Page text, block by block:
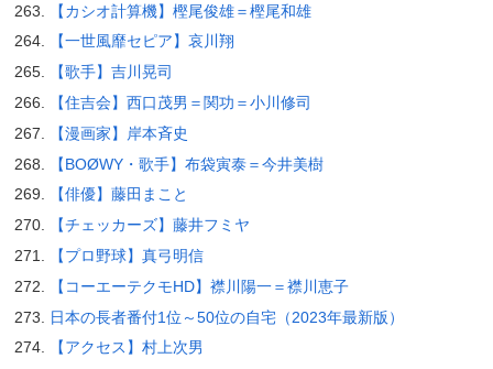
【カシオ計算機】樫尾俊雄＝樫尾和雄
【一世風靡セピア】哀川翔
【歌手】吉川晃司
【住吉会】西口茂男＝関功＝小川修司
【漫画家】岸本斉史
【BOØWY・歌手】布袋寅泰＝今井美樹
【俳優】藤田まこと
【チェッカーズ】藤井フミヤ
【プロ野球】真弓明信
【コーエーテクモHD】襟川陽一＝襟川恵子
日本の長者番付1位～50位の自宅（2023年最新版）
【アクセス】村上次男